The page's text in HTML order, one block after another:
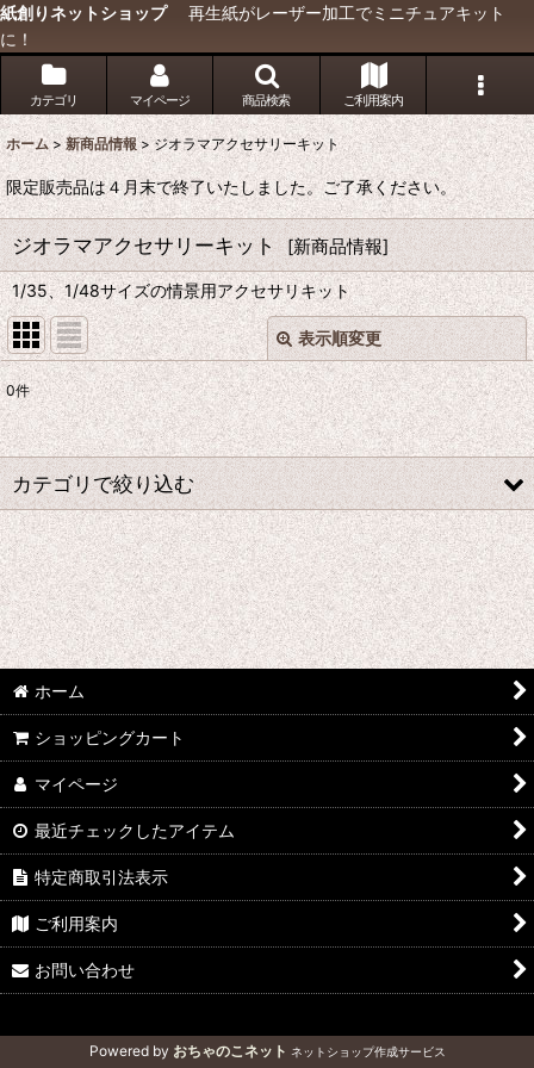
紙創りネットショップ再生紙がレーザー加工でミニチュアキット
に！
カテゴリ マイページ 商品検索 ご利用案内
ホーム > 新商品情報 > ジオラマアクセサリーキット
限定販売品は４月末で終了いたしました。ご了承ください。
ジオラマアクセサリーキット [新商品情報]
1/35、1/48サイズの情景用アクセサリキット
表示順変更
サブカテゴリ:
表示数:
並び順:
絞り込む
閉じる
0件
カテゴリで絞り込む
ジオラマアクセサリーキット (全商品)
1/35
1/48
1/72,1/144
ホーム
ショッピングカート
マイページ
最近チェックしたアイテム
特定商取引法表示
ご利用案内
お問い合わせ
Powered by おちゃのこネット ネットショップ作成サービス